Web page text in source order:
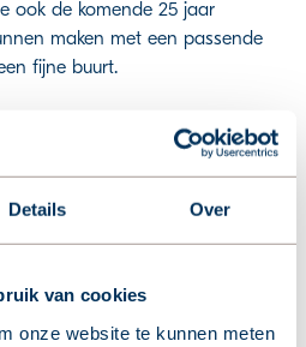
Details Over
van cookies
onze website te kunnen meten
ook de komende 25 jaar
maken met een passende
fijne buurt.
moet je